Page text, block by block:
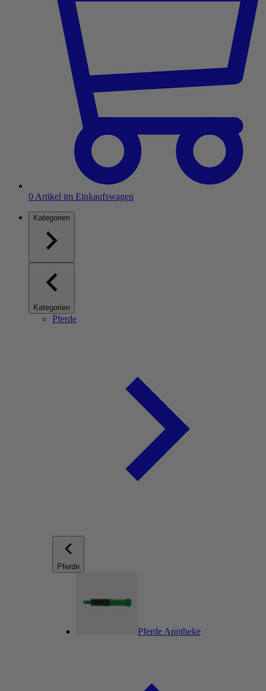
0 Artikel im Einkaufswagen
Kategorien
Kategorien
Pferde
Pferde
Pferde Apotheke